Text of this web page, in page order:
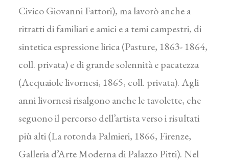
Civico Giovanni Fattori), ma lavorò anche a
ritratti di familiari e amici e a temi campestri, di
sintetica espressione lirica (Pasture, 1863- 1864,
coll. privata) e di grande solennità e pacatezza
(Acquaiole livornesi, 1865, coll. privata). Agli
anni livornesi risalgono anche le tavolette, che
seguono il percorso dell’artista verso i risultati
più alti (La rotonda Palmieri, 1866, Firenze,
Galleria d’Arte Moderna di Palazzo Pitti). Nel